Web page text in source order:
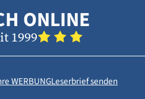
ONLINE
1999
WERBUNGLeserbrief senden